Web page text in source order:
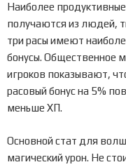
Наиболее
получаются из людей,
три расы имеют
бонусы. Общественное
игроков показывают,
расовый бонус на 5%
меньше ХП.
Основной стат для
магический урон. Не